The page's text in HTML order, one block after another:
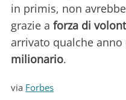
in primis, non
grazie a forza di
arrivato qualche anno
milionario.
via Forbes